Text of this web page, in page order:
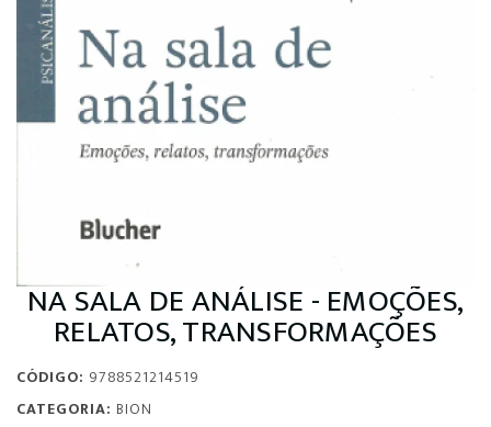
NA SALA DE ANÁLISE - EMOÇÕES,
RELATOS, TRANSFORMAÇÕES
CÓDIGO: 9788521214519
CATEGORIA: BION